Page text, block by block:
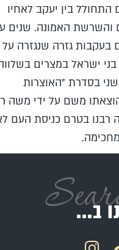
בתיהם
הלוך
יכולה
עמרם,
עזרו
בידו
החריף
הבית,
מפתח
התחולל בין יעקב לאחיו
והשרשת האמונה. שנים
בעקבות גזרה שנגזרה על
ישראל במצרים
בסדרת "האוצרות
משם על ידי משה
בטרם כניסת העם
ב...